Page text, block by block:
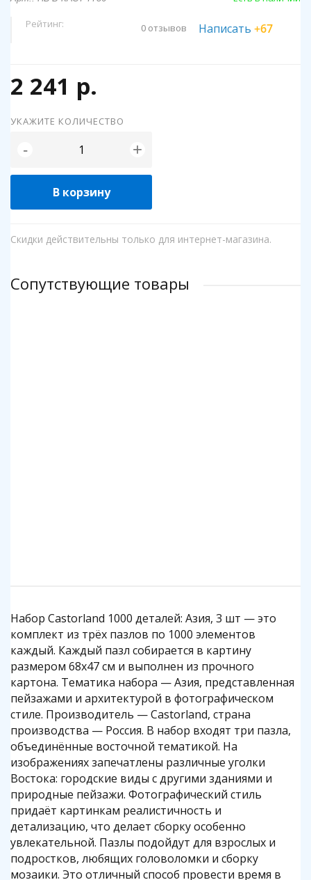
Рейтинг: 0 отзывов Написать +67
2 241 р.
УКАЖИТЕ КОЛИЧЕСТВО
- +
В корзину
Скидки действительны только для интернет-магазина.
Сопутствующие товары
Набор Castorland 1000 деталей: Азия, 3 шт — это
комплект из трёх пазлов по 1000 элементов
каждый. Каждый пазл собирается в картину
размером 68x47 см и выполнен из прочного
картона. Тематика набора — Азия, представленная
пейзажами и архитектурой в фотографическом
стиле. Производитель — Castorland, страна
производства — Россия. В набор входят три пазла,
объединённые восточной тематикой. На
изображениях запечатлены различные уголки
Востока: городские виды с другими зданиями и
природные пейзажи. Фотографический стиль
придаёт картинкам реалистичность и
детализацию, что делает сборку особенно
увлекательной. Пазлы подойдут для взрослых и
подростков, любящих головоломки и сборку
мозаики. Это отличный способ провести время в